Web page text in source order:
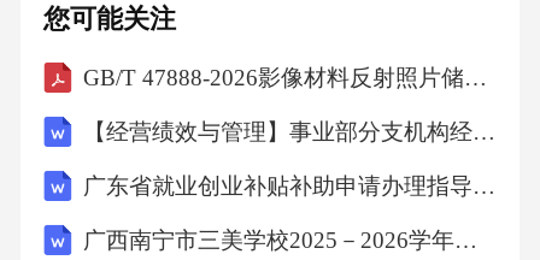
说是平民技术
面都缺乏计划
您可能关注
GB/T 47888-2026影像材料反射照片储存规程
【经营绩效与管理】事业部分支机构经营审计计划
广东省就业创业补贴补助申请办理指导清单（2026年修订版）
广西南宁市三美学校2025－2026学年七年级下册数学课堂练习(十二)(含答案)